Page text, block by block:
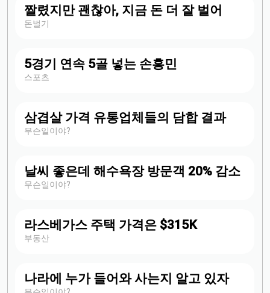
짤렸지만 괜찮아, 지금 돈 더 잘 벌어
돈벌기
5경기 연속 5골 넣는 손흥민
스포츠
삼겹살 가격 유통업체들의 담합 결과
무슨일이야?
날씨 좋은데 해수욕장 방문객 20% 감소
무슨일이야?
라스베가스 주택 가격은 $315K
부동산
나라에 누가 들어와 사는지 알고 있자